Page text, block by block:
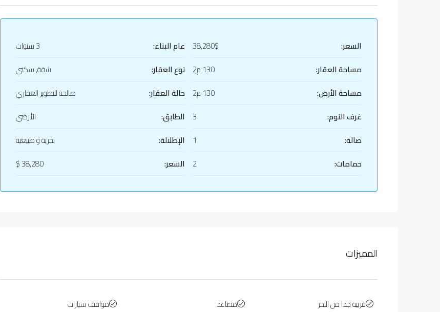
السعر:
38,280$
مساحة العقار:
130 م2
مساحة الأرض:
130 م2
غرف النوم:
3
صالة:
1
حمامات:
2
عام البناء:
3 سنوات
نوع العقار:
شقة, سكني
حالة العقار:
صالحة للتطوير العقاري
الطابق:
الأرضي
الإطلالة:
بحرية و طبيعية
السعر:
38,280 $
المميزات
قريبة جدا من البحر
مصاعد
مواقف سيارات